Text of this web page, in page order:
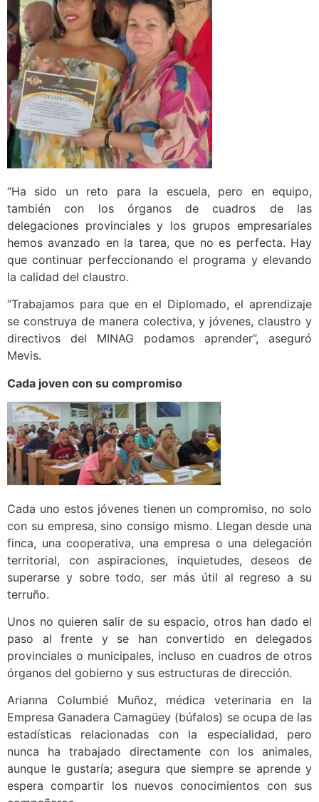
“Ha sido un reto para la escuela, pero en equipo,
también con los órganos de cuadros de las
delegaciones provinciales y los grupos empresariales
hemos avanzado en la tarea, que no es perfecta. Hay
que continuar perfeccionando el programa y elevando
la calidad del claustro.
“Trabajamos para que en el Diplomado, el aprendizaje
se construya de manera colectiva, y jóvenes, claustro y
directivos del MINAG podamos aprender”, aseguró
Mevis.
Cada joven con su compromiso
Cada uno estos jóvenes tienen un compromiso, no solo
con su empresa, sino consigo mismo. Llegan desde una
finca, una cooperativa, una empresa o una delegación
territorial, con aspiraciones, inquietudes, deseos de
superarse y sobre todo, ser más útil al regreso a su
terruño.
Unos no quieren salir de su espacio, otros han dado el
paso al frente y se han convertido en delegados
provinciales o municipales, incluso en cuadros de otros
órganos del gobierno y sus estructuras de dirección.
Arianna Columbié Muñoz, médica veterinaria en la
Empresa Ganadera Camagüey (búfalos) se ocupa de las
estadísticas relacionadas con la especialidad, pero
nunca ha trabajado directamente con los animales,
aunque le gustaría; asegura que siempre se aprende y
espera compartir los nuevos conocimientos con sus